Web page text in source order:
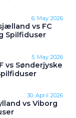
6. May 2026
vs FC
Spilfiduser
5. May 2026
vs Sønderjyske
30. April 2026
vs Viborg